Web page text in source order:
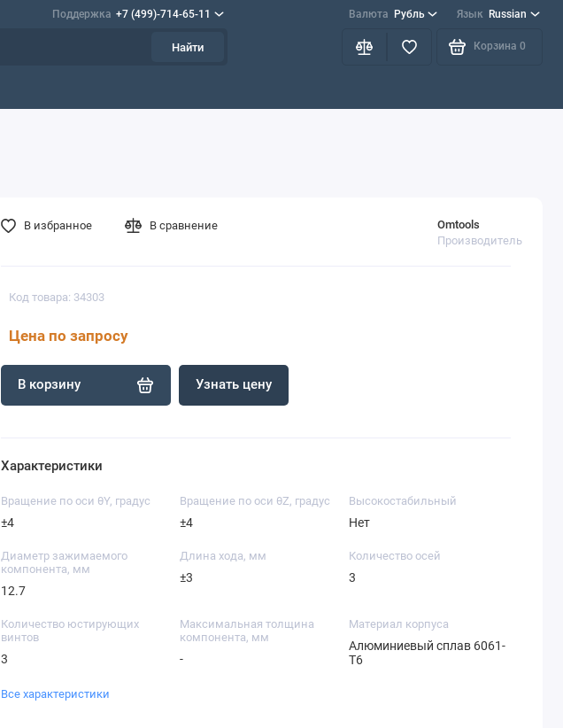
Поддержка +7 (499)-714-65-11 Валюта Рубль Язык Russian
Найти Корзина 0
Код товара: 34303
Цена по запросу
Omtools
Производитель
В корзину Узнать цену
В избранное В сравнение
Характеристики
Вращение по оси θY, градус
±4
Вращение по оси θZ, градус
±4
Высокостабильный
Нет
Диаметр зажимаемого
компонента, мм
12.7
Длина хода, мм
±3
Количество осей
3
Количество юстирующих
винтов
3
Максимальная толщина
компонента, мм
-
Материал корпуса
Алюминиевый сплав 6061-
T6
Все характеристики